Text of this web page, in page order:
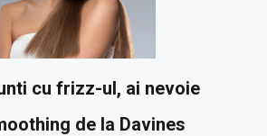
cu frizz-ul, ai nevoie
de la Davines